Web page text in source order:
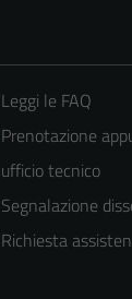
Leggi le FAQ
Prenotazione
ufficio tecnico
Segnalazione
Richiesta